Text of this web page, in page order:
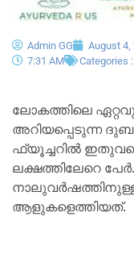
Admin GG August 4,
7:31 AM
Categories :
ലോകത്തിലെ
അറിയപ്പെടുന്ന
ഫ്യൂച്ചറിൽ
ലക്ഷത്തിലേറെ
ആളുകളെത്തിയത്.